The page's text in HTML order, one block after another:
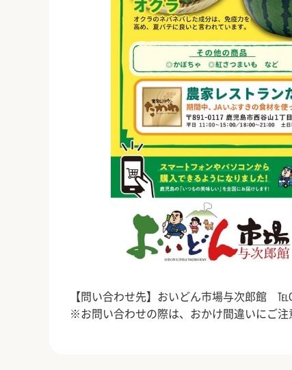
【問い合わせ先】おいどん市場与次郎館
※お問い合わせの際は、おかけ間違いにご注